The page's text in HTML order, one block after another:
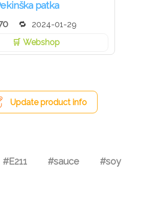
patka
2024-01-29
Webshop
Update product info
#E211 #sauce #soy